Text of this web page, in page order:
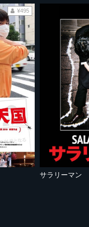
¥495
サラリーマン